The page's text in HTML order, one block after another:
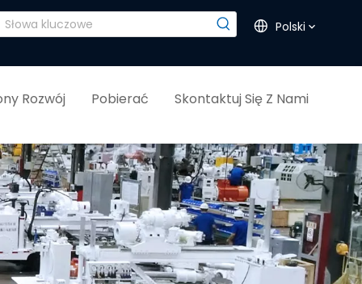
Polski
Rozwój Pobierać Skontaktuj Się Z Nami